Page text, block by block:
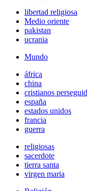
libertad religiosa
Medio oriente
pakistan
ucrania
Mundo
áfrica
china
cristianos
españa
estados unidos
francia
guerra
religiosas
sacerdote
tierra santa
virgen maria